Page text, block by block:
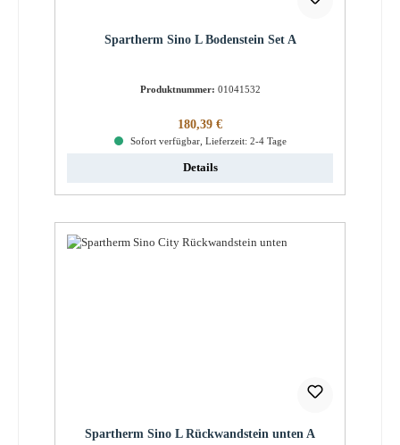
Spartherm Sino L Bodenstein Set A
Produktnummer: 01041532
Regulärer Preis:
180,39 €
Sofort verfügbar, Lieferzeit: 2-4 Tage
Details
Spartherm Sino L Rückwandstein unten A